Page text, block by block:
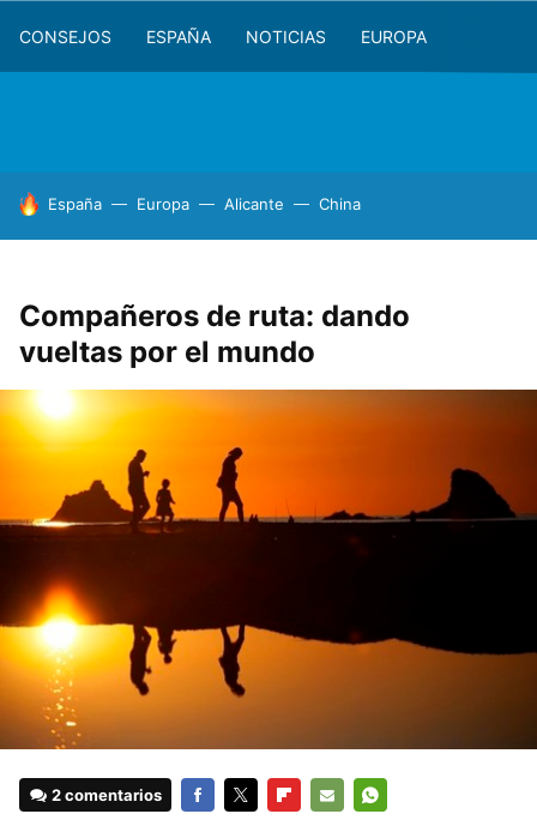
CONSEJOS ESPAÑA NOTICIAS EUROPA
HOY SE HABLA DE
España Europa Alicante China
Compañeros de ruta: dando
vueltas por el mundo
2 comentarios